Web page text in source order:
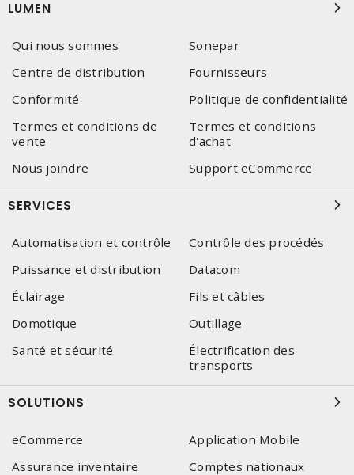
LUMEN
Qui nous sommes
Sonepar
Centre de distribution
Fournisseurs
Conformité
Politique de confidentialité
Termes et conditions de
vente
Termes et conditions
d'achat
Nous joindre
Support eCommerce
SERVICES
Automatisation et contrôle
Contrôle des procédés
Puissance et distribution
Datacom
Éclairage
Fils et câbles
Domotique
Outillage
Santé et sécurité
Électrification des
transports
SOLUTIONS
eCommerce
Application Mobile
Assurance inventaire
Comptes nationaux